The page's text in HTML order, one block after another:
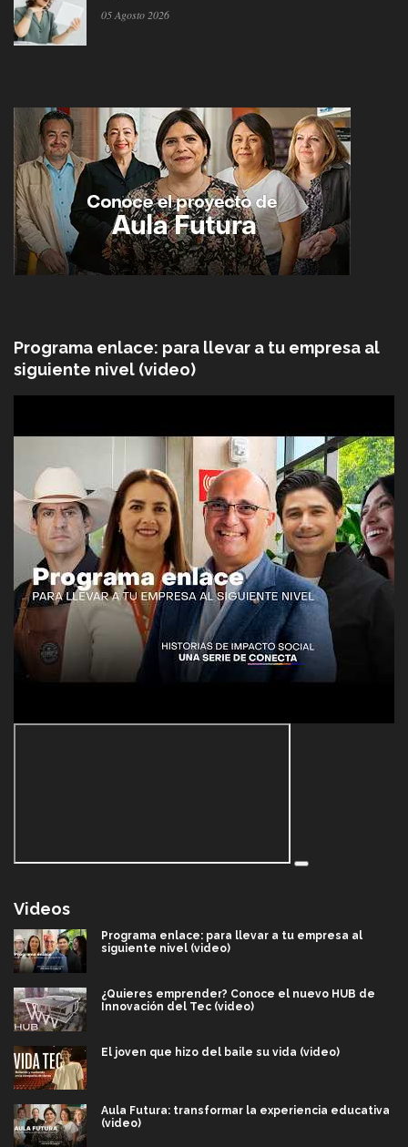
05 Agosto 2026
Programa enlace: para llevar a tu empresa al
siguiente nivel (video)
Videos
Programa enlace: para llevar a tu empresa al
siguiente nivel (video)
¿Quieres emprender? Conoce el nuevo HUB de
Innovación del Tec (video)
El joven que hizo del baile su vida (video)
Aula Futura: transformar la experiencia educativa
(video)